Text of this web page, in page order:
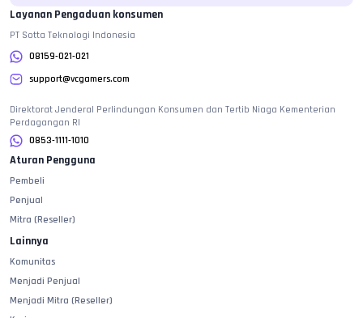
Layanan Pengaduan konsumen
PT Sotta Teknologi Indonesia
08159-021-021
support@vcgamers.com
Direktorat Jenderal Perlindungan Konsumen dan Tertib Niaga Kementerian
Perdagangan RI
0853-1111-1010
Aturan Pengguna
Pembeli
Penjual
Mitra (Reseller)
Lainnya
Komunitas
Menjadi Penjual
Menjadi Mitra (Reseller)